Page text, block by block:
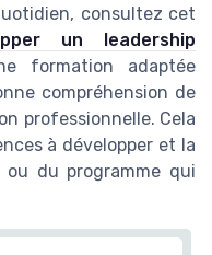
consultez cet
un leadership
formation adaptée
compréhension de
professionnelle. Cela
à développer et la
du programme qui